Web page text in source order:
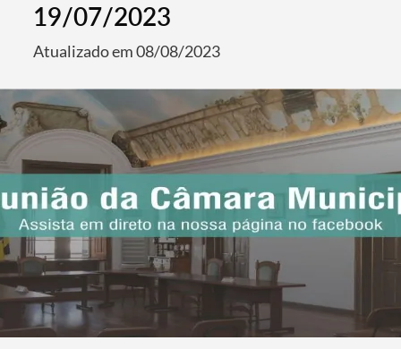
19/07/2023
Atualizado em 08/08/2023